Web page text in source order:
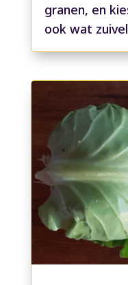
granen, en
ook wat